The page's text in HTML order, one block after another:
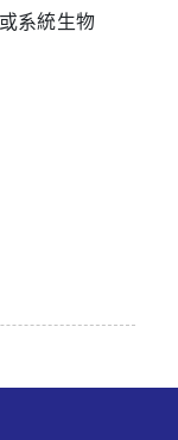
系統生物